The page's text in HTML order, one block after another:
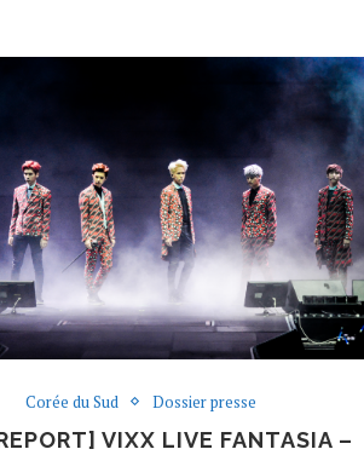
Corée du Sud Dossier presse
VIXX LIVE FANTASIA –